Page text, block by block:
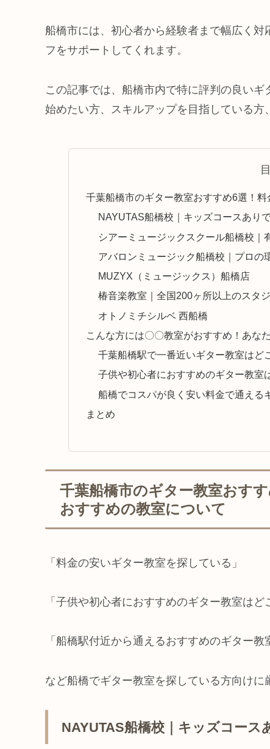
船橋市には、初心者から経験者まで幅広く
フをサポートしてくれます。
この記事では、船橋市内で特に評判の良い
始めたい方、スキルアップを目指している方
千葉船橋市のギター教室おすすめ6選！
NAYUTAS船橋校｜キッズコースあり
シアーミュージックスクール船橋校｜
アバロンミュージック船橋校｜プロの
MUZYX（ミュージックス）船橋店
椿音楽教室｜全国200ヶ所以上のスタ
オトノミチシルベ 西船橋
こんな方には〇〇教室がおすすめ！あな
千葉船橋駅で一番近いギター教室はど
子供や初心者におすすめのギター教室
船橋でコスパが良く安い料金で通える
まとめ
千葉船橋市のギター教室おす
おすすめの教室について
「料金の安いギター教室を探している」
「子供や初心者におすすめのギター教室はど
「船橋駅付近から通えるおすすめのギター教
など船橋でギター教室を探している方向けに
NAYUTAS船橋校｜キッズコース